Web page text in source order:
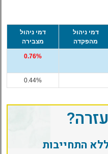
דמי ניהול
מהפקדה
דמי ניהול
מצבירה
0.76%
0.44%
התחייבות